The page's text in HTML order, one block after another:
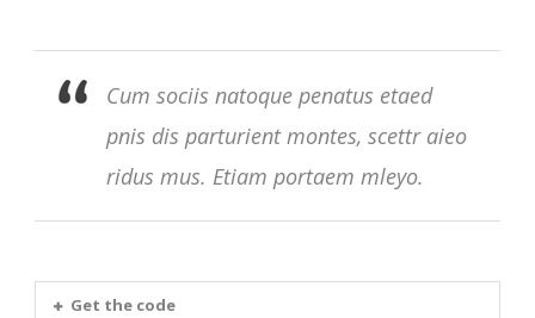
Cum sociis natoque penatus etaed
pnis dis parturient montes, scettr aieo
ridus mus. Etiam portaem mleyo.
Get the code